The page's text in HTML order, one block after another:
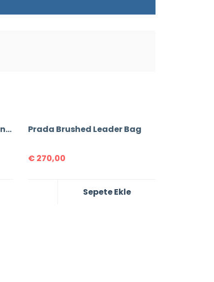
Prada Medium Saffiano Panier Bag Prada Brushed Leader Bag
€ 270,00
Sepete Ekle